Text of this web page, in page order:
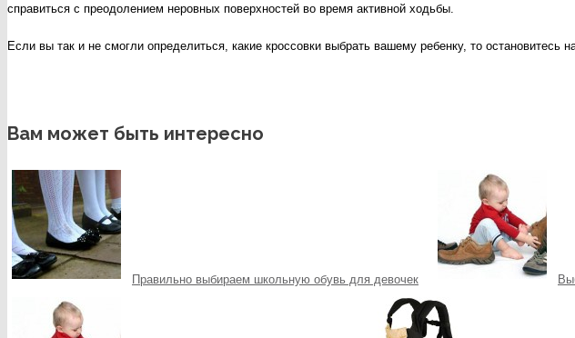
справиться с преодолением неровных поверхностей во время активной ходьбы.
Если вы так и не смогли определиться, какие кроссовки выбрать вашему ребенку, то остановитесь
Вам может быть интересно
Правильно выбираем школьную обувь для девочек